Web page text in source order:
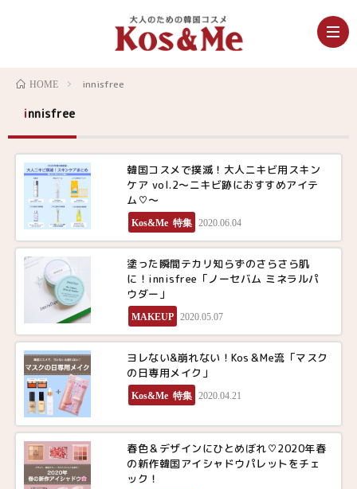
HOME innisfree
innisfree
韓国コスメで撲滅！大人ニキビ用スキン
ケア vol.2〜ニキビ跡におすすめアイテ
ム♡〜
Kos&Me 特集 2020.06.04
塗った瞬間テカリ知らずのさらさら肌
に！innisfree「ノーセバム ミネラルパ
ウダー」
MAKEUP 2020.05.07
ヨレない&崩れない！Kos＆Me流「マスク
の日専用メイク」
Kos&Me 特集 2020.04.21
春色＆デザインにひとめぼれ♡2020年春
の新作韓国アイシャドウパレットをチェ
ック！